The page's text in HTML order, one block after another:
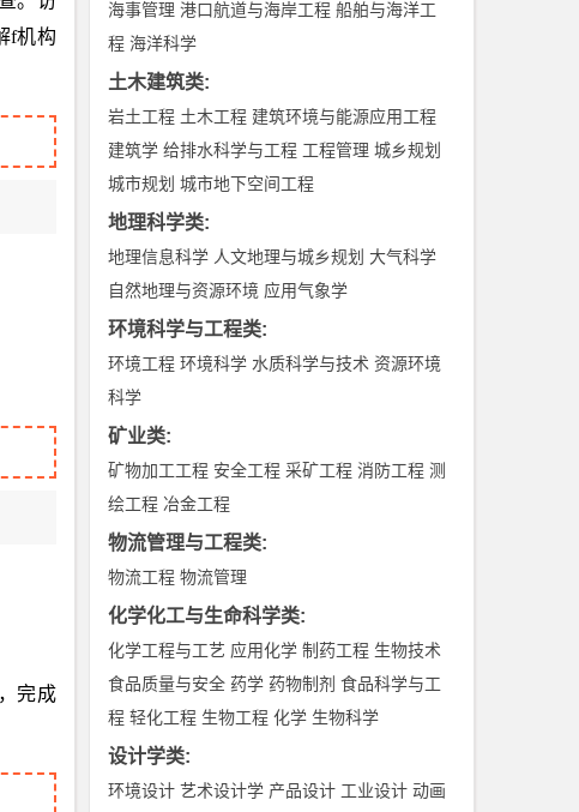
f机构
完成
海事管理 港口航道与海岸工程 船舶与海洋工
程 海洋科学
土木建筑类:
岩土工程 土木工程 建筑环境与能源应用工程
建筑学 给排水科学与工程 工程管理 城乡规划
城市规划 城市地下空间工程
地理科学类:
地理信息科学 人文地理与城乡规划 大气科学
自然地理与资源环境 应用气象学
环境科学与工程类:
环境工程 环境科学 水质科学与技术 资源环境
科学
矿业类:
矿物加工工程 安全工程 采矿工程 消防工程 测
绘工程 冶金工程
物流管理与工程类:
物流工程 物流管理
化学化工与生命科学类:
化学工程与工艺 应用化学 制药工程 生物技术
食品质量与安全 药学 药物制剂 食品科学与工
程 轻化工程 生物工程 化学 生物科学
设计学类:
环境设计 艺术设计学 产品设计 工业设计 动画